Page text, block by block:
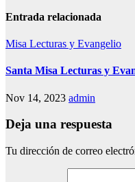
Entrada relacionada
Misa Lecturas y Evangelio
Santa Misa Lecturas y
Nov 14, 2023 admin
Deja una respuesta
Tu dirección de correo